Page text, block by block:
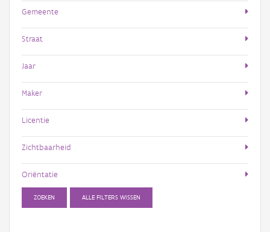
Gemeente
Straat
Jaar
Maker
Licentie
Zichtbaarheid
Oriëntatie
ZOEKEN ALLE FILTERS WISSEN